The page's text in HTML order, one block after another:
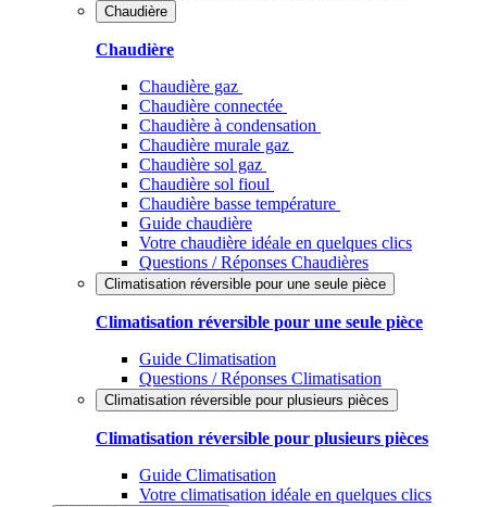
Chaudière
Chaudière
Chaudière gaz
Chaudière connectée
Chaudière à condensation
Chaudière murale gaz
Chaudière sol gaz
Chaudière sol fioul
Chaudière basse température
Guide chaudière
Votre chaudière idéale en quelques clics
Questions / Réponses Chaudières
Climatisation réversible pour une seule pièce
Climatisation réversible pour une seule pièce
Guide Climatisation
Questions / Réponses Climatisation
Climatisation réversible pour plusieurs pièces
Climatisation réversible pour plusieurs pièces
Guide Climatisation
Votre climatisation idéale en quelques clics